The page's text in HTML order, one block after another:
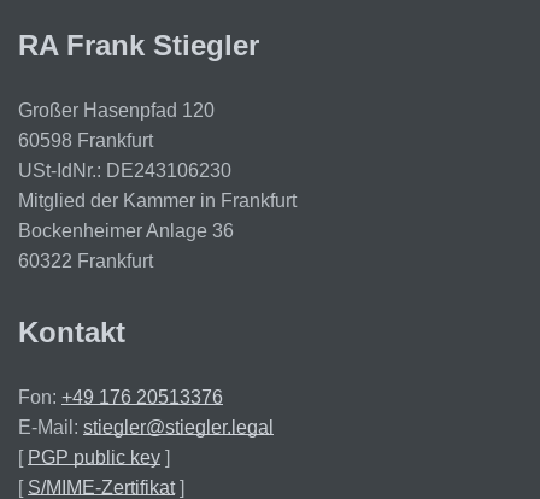
RA Frank Stiegler
Großer Hasenpfad 120
60598 Frankfurt
USt-IdNr.: DE243106230
Mitglied der Kammer in Frankfurt
Bockenheimer Anlage 36
60322 Frankfurt
Kontakt
Fon: +49 176 20513376
E-Mail: stiegler@stiegler.legal
[ PGP public key ]
[ S/MIME-Zertifikat]